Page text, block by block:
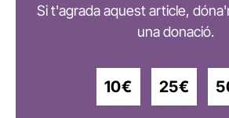
Si t'agrada aquest article,
una donació.
10€ 25€